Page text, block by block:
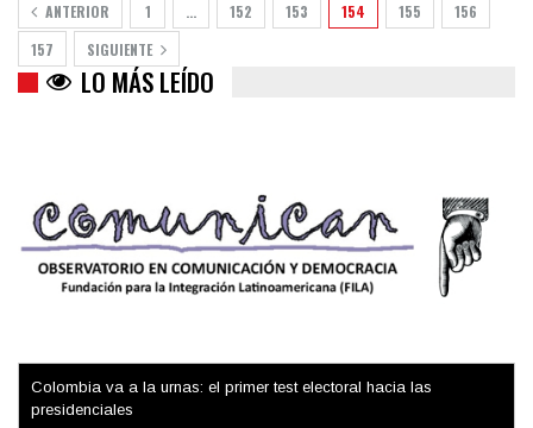
ANTERIOR 1 … 152 153 154 155
156
157
SIGUIENTE
LO MÁS LEÍDO
Colombia va a la urnas: el primer test electoral hacia las
presidenciales